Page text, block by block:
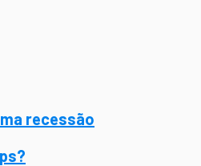
recessão